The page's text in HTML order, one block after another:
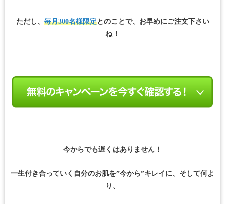
ただし、 毎月300名様限定とのことで、お早めにご注文下さい
ね！
今からでも遅くはありません！
一生付き合っていく自分のお肌を”今から”キレイに、そして何よ
り、